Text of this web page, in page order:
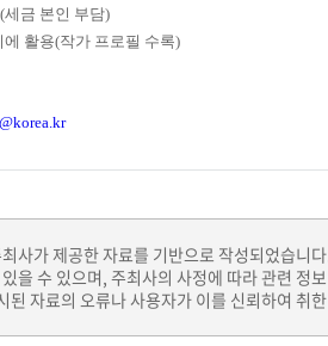
세금 본인 부담)
활용(작가 프로필 수록)
사가 제공한 자료를 기반으로 작성되었습니
을 수 있으며, 주최사의 사정에 따라 관련 정
된 자료의 오류나 사용자가 이를 신뢰하여 취